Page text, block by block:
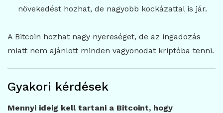
növekedést hozhat, de nagyobb kockázattal is jár.
A Bitcoin hozhat nagy nyereséget, de az ingadozás
miatt nem ajánlott minden vagyonodat kriptóba tenni.
Gyakori kérdések
Mennyi ideig kell tartani a Bitcoint, hogy